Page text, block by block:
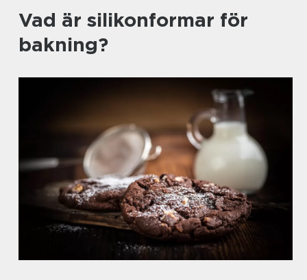
Vad är silikonformar för
bakning?